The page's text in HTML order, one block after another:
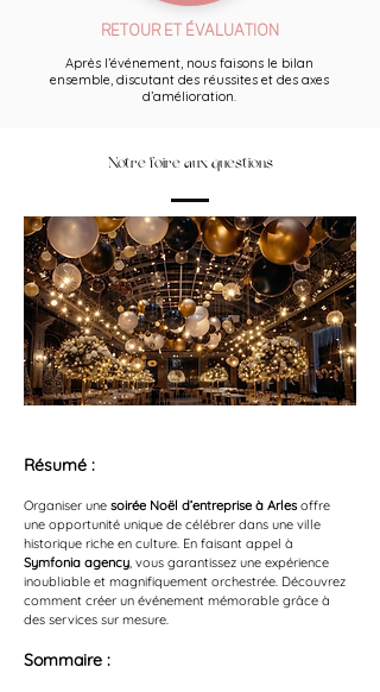
RETOUR ET ÉVALUATION
Après l’événement, nous faisons le bilan
ensemble, discutant des réussites et des axes
d’amélioration.
Notre foire aux questions
Résumé :
Organiser une soirée Noël d’entreprise à Arles offre
une opportunité unique de célébrer dans une ville
historique riche en culture. En faisant appel à
Symfonia agency, vous garantissez une expérience
inoubliable et magnifiquement orchestrée. Découvrez
comment créer un événement mémorable grâce à
des services sur mesure.
Sommaire :